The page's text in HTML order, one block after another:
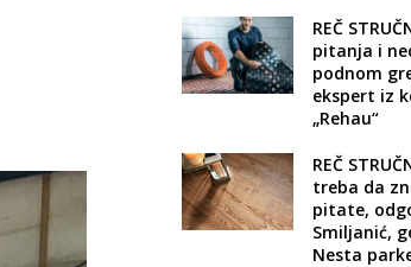
REČ
pitanja i
podnom
ekspert iz
„Rehau“
REČ
treba da
pitate,
Smiljanić,
Nesta